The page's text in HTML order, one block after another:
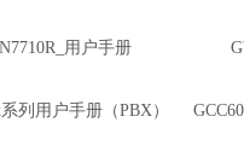
用户手册
列用户手册（PBX）